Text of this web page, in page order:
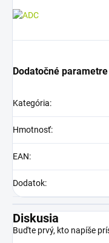
Dodatočné parametre
Kategória:
Hmotnosť:
EAN:
Dodatok:
Diskusia
Buďte prvý, kto napíše